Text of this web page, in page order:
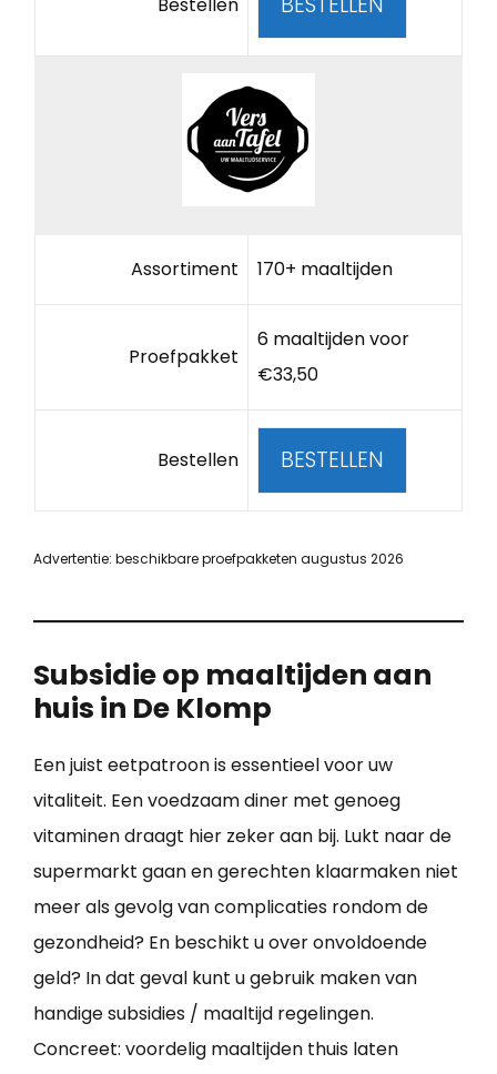
Assortiment 170+ maaltijden
Proefpakket
6 maaltijden voor
€33,50
Bestellen BESTELLEN
Advertentie: beschikbare proefpakketen augustus 2026
Subsidie op maaltijden aan
huis in De Klomp
Een juist eetpatroon is essentieel voor uw
vitaliteit. Een voedzaam diner met genoeg
vitaminen draagt hier zeker aan bij. Lukt naar de
supermarkt gaan en gerechten klaarmaken niet
meer als gevolg van complicaties rondom de
gezondheid? En beschikt u over onvoldoende
geld? In dat geval kunt u gebruik maken van
handige subsidies / maaltijd regelingen.
Concreet: voordelig maaltijden thuis laten